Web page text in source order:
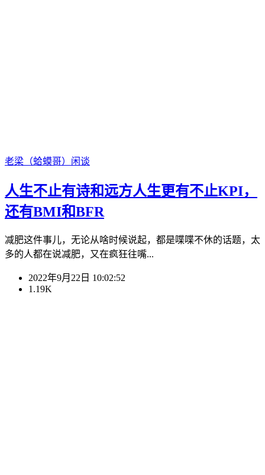
老梁（蛤蟆哥） 闲谈
人生不止有诗和远方人生更有不止KPI，
还有BMI和BFR
减肥这件事儿，无论从啥时候说起，都是喋喋不休的话题，太
多的人都在说减肥，又在疯狂往嘴...
2022年9月22日 10:02:52
1.19K